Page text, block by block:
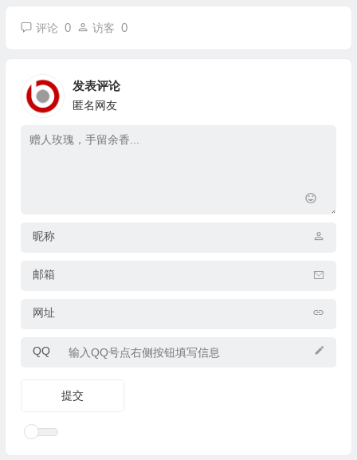
评论 0 访客 0
发表评论
匿名网友
昵称
邮箱
网址
QQ